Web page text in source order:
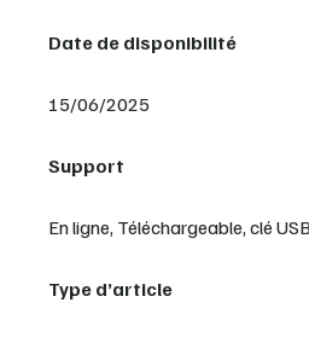
Date de disponibilité
15/06/2025
Support
En ligne, Téléchargeable, clé USB
Type d’article